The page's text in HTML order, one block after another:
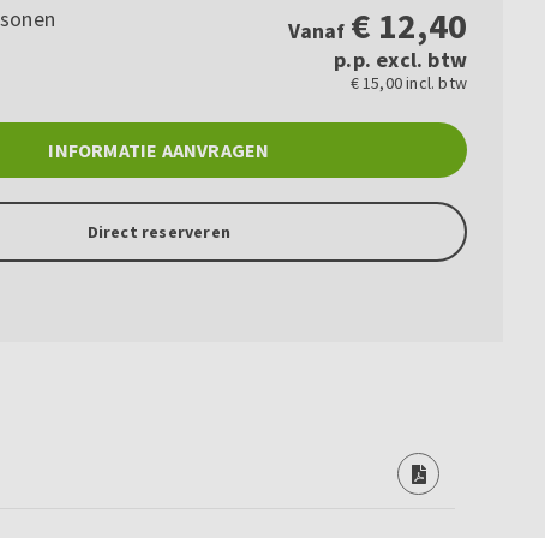
Vanaf € 12,40
p.p. excl. btw
€ 15,00 incl. btw
INFORMATIE AANVRAGEN
Direct reserveren